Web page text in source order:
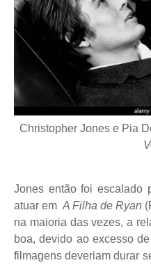
Christopher Jones e Pia
Jones então foi escalado
atuar em A Filha de Ryan
na maioria das vezes, a
boa, devido ao excesso
filmagens deveriam durar